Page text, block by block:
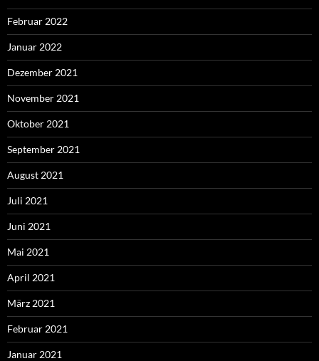
Februar 2022
Januar 2022
Dezember 2021
November 2021
Oktober 2021
September 2021
August 2021
Juli 2021
Juni 2021
Mai 2021
April 2021
März 2021
Februar 2021
Januar 2021